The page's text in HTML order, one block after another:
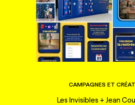
CAMPAGNES ET
Les Invisibles + Jean